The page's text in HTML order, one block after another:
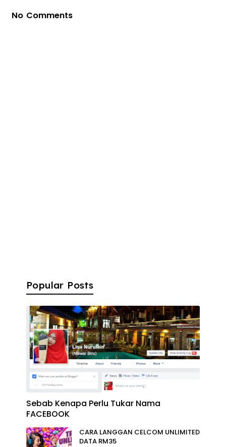
No Comments
Popular Posts
Sebab Kenapa Perlu Tukar Nama
FACEBOOK
CARA LANGGAN CELCOM UNLIMITED
DATA RM35